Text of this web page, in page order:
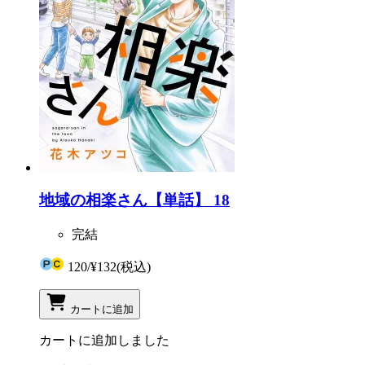
地域の相楽さん【単話】 18
完結
120/¥132(税込)
カートに追加
カートに追加しました